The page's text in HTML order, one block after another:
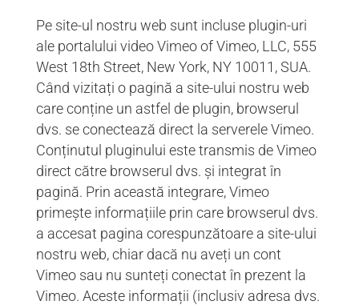
Pe site-ul nostru web sunt incluse plugin-uri
ale portalului video Vimeo of Vimeo, LLC, 555
West 18th Street, New York, NY 10011, SUA.
Când vizitați o pagină a site-ului nostru web
care conține un astfel de plugin, browserul
dvs. se conectează direct la serverele Vimeo.
Conținutul pluginului este transmis de Vimeo
direct către browserul dvs. și integrat în
pagină. Prin această integrare, Vimeo
primește informațiile prin care browserul dvs.
a accesat pagina corespunzătoare a site-ului
nostru web, chiar dacă nu aveți un cont
Vimeo sau nu sunteți conectat în prezent la
Vimeo. Aceste informații (inclusiv adresa dvs.